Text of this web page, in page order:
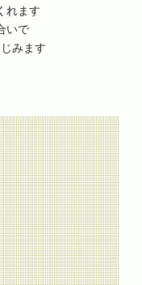
れます
いで
みます